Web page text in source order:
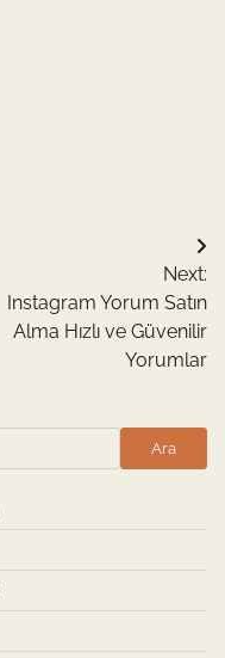
Next:
Instagram Yorum Satın
Alma Hızlı ve Güvenilir
Yorumlar
Ara